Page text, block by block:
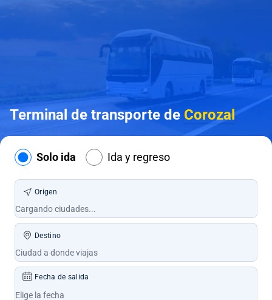
Terminal de transporte de Corozal
Solo ida Ida y regreso
Origen
Destino
Fecha de salida